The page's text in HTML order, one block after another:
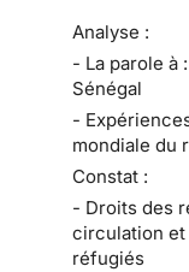
Analyse :
- La parole à
Sénégal
-
mondiale du
Constat :
- Droits des
circulation
réfugiés